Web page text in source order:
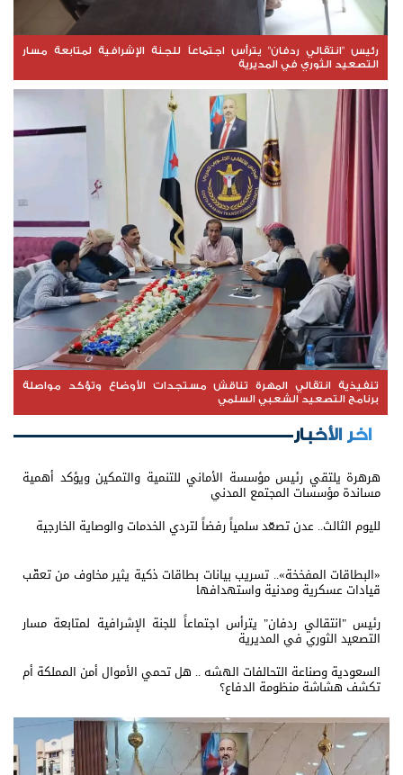
رئيس "انتقالي ردفان" يترأس اجتماعاً للجنة الإشرافية لمتابعة مسار
التصعيد الثوري في المديرية
تنفيذية انتقالي المهرة تناقش مستجدات الأوضاع وتؤكد مواصلة
برنامج التصعيد الشعبي السلمي
اخر الأخبار
هرهرة يلتقي رئيس مؤسسة الأماني للتنمية والتمكين ويؤكد أهمية
مساندة مؤسسات المجتمع المدني
لليوم الثالث.. عدن تصعّد سلمياً رفضاً لتردي الخدمات والوصاية الخارجية
«البطاقات المفخخة».. تسريب بيانات بطاقات ذكية يثير مخاوف من تعقّب
قيادات عسكرية ومدنية واستهدافها
رئيس "انتقالي ردفان" يترأس اجتماعاً للجنة الإشرافية لمتابعة مسار
التصعيد الثوري في المديرية
السعودية وصناعة التحالفات الهشه .. هل تحمي الأموال أمن المملكة أم
تكشف هشاشة منظومة الدفاع؟